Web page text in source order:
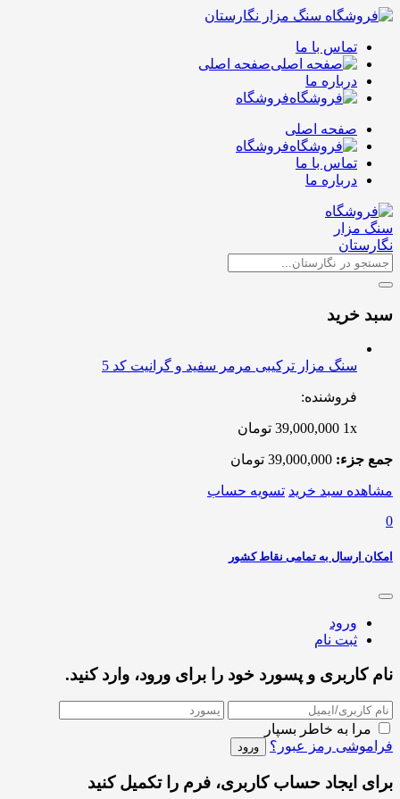
تماس با ما
صفحه اصلی
درباره ما
فروشگاه
صفحه اصلی
فروشگاه
تماس با ما
درباره ما
سبد خرید
سنگ مزار ترکیبی مرمر سفید و گرانیت کد 5
فروشنده:
1x
39,000,000 تومان
جمع جزء: 39,000,000 تومان
مشاهده سبد خرید تسویه حساب
0
امکان ارسال به تمامی نقاط کشور
ورود
ثبت نام
نام کاربری و پسورد خود را برای ورود، وارد کنید.
مرا به خاطر بسپار
فراموشی رمز عبور؟
برای ایجاد حساب کاربری، فرم را تکمیل کنید